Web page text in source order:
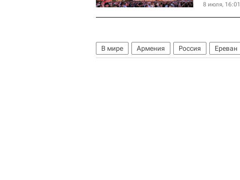
8 июля, 16:01
В мире Армения Россия Ереван